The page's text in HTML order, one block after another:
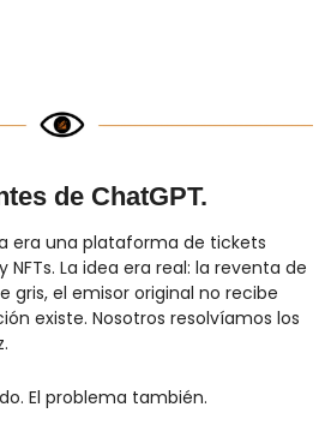
de ChatGPT.
era una plataforma de tickets
La idea era real: la reventa de
gris, el emisor original no recibe
existe. Nosotros resolvíamos los
El problema también.